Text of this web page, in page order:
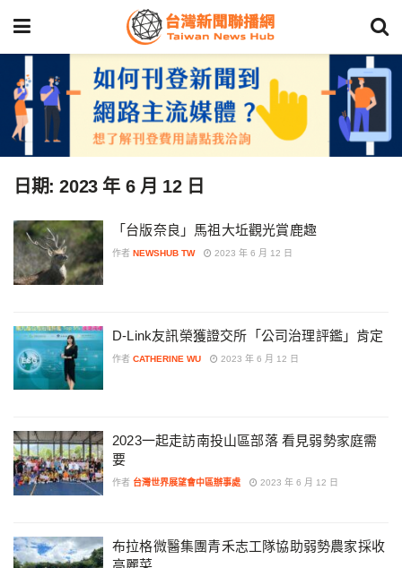
日期:2023 年 6 月 12 日
「台版奈良」馬祖大坵觀光賞鹿趣
作者 NEWSHUB TW 2023 年 6 月 12 日
D-Link友訊榮獲證交所「公司治理評鑑」肯定
作者 CATHERINE WU 2023 年 6 月 12 日
2023一起走訪南投山區部落 看見弱勢家庭需
要
作者 台灣世界展望會中區辦事處 2023 年 6 月 12 日
布拉格微醫集團青禾志工隊協助弱勢農家採收
高麗菜